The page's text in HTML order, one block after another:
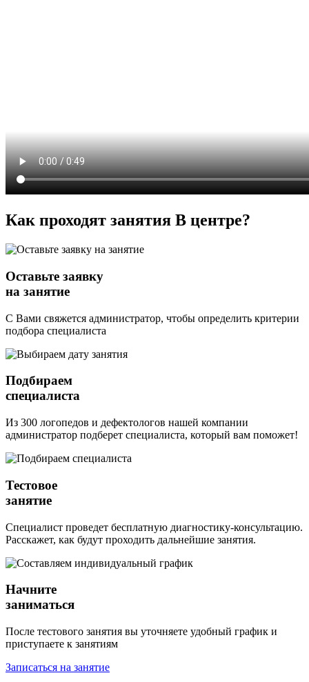
Как проходят занятия В центре?
Оставьте заявку
на занятие
С Вами свяжется администратор, чтобы определить критерии
подбора специалиста
Подбираем
специалиста
Из 300 логопедов и дефектологов нашей компании
администратор подберет специалиста, который вам поможет!
Тестовое
занятие
Специалист проведет бесплатную диагностику-консультацию.
Расскажет, как будут проходить дальнейшие занятия.
Начните
заниматься
После тестового занятия вы уточняете удобный график и
приступаете к занятиям
Записаться на занятие